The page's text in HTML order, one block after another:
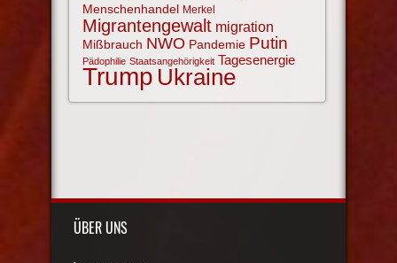
Menschenhandel Merkel
Migrantengewalt migration
Mißbrauch NWO Pandemie Putin
Pädophilie Staatsangehörigkeit Tagesenergie
Trump Ukraine
ÜBER UNS